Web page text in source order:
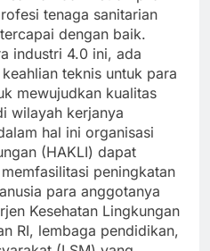
tenaga sanitarian
dengan baik.
industri 4.0 ini, ada
teknis untuk para
mewujudkan kualitas
wilayah kerjanya
hal ini organisasi
(HAKLI) dapat
peningkatan
para anggotanya
Kesehatan Lingkungan
RI, lembaga pendidikan,